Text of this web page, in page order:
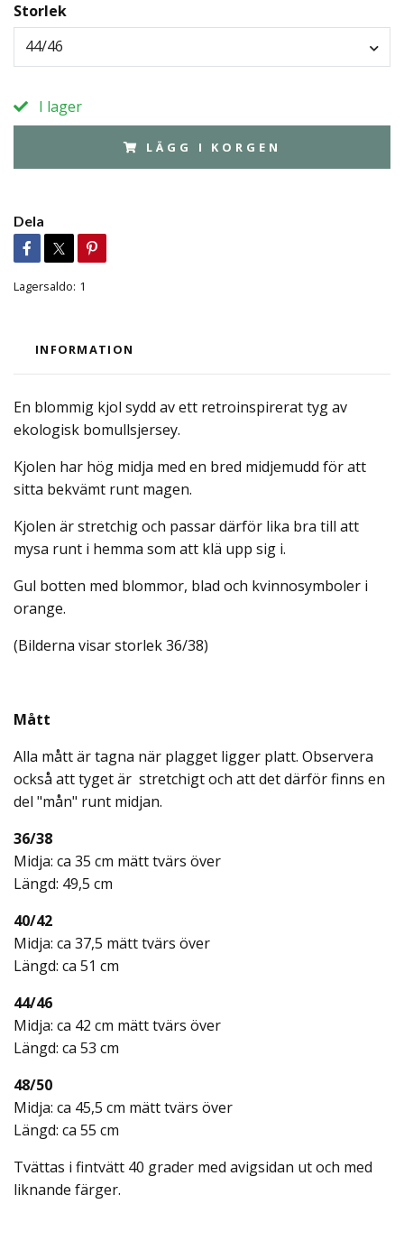
Storlek
44/46
I lager
LÄGG I KORGEN
Dela
Lagersaldo: 1
INFORMATION
En blommig kjol sydd av ett retroinspirerat tyg av
ekologisk bomullsjersey.
Kjolen har hög midja med en bred midjemudd för att
sitta bekvämt runt magen.
Kjolen är stretchig och passar därför lika bra till att
mysa runt i hemma som att klä upp sig i.
Gul botten med blommor, blad och kvinnosymboler i
orange.
(Bilderna visar storlek 36/38)
Mått
Alla mått är tagna när plagget ligger platt. Observera
också att tyget är stretchigt och att det därför finns en
del "mån" runt midjan.
36/38
Midja: ca 35 cm mätt tvärs över
Längd: 49,5 cm
40/42
Midja: ca 37,5 mätt tvärs över
Längd: ca 51 cm
44/46
Midja: ca 42 cm mätt tvärs över
Längd: ca 53 cm
48/50
Midja: ca 45,5 cm mätt tvärs över
Längd: ca 55 cm
Tvättas i fintvätt 40 grader med avigsidan ut och med
liknande färger.